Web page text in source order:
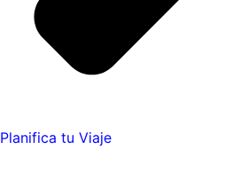
Planifica tu Viaje